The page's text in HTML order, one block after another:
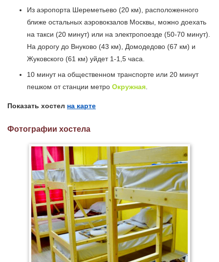
Из аэропорта Шереметьево (20 км), расположенного
ближе остальных аэровокзалов Москвы, можно доехать
на такси (20 минут) или на электропоезде (50-70 минут).
На дорогу до Внуково (43 км), Домодедово (67 км) и
Жуковского (61 км) уйдет 1-1,5 часа.
10 минут на общественном транспорте или 20 минут
пешком от станции метро Окружная.
Показать хостел на карте
Фотографии хостела